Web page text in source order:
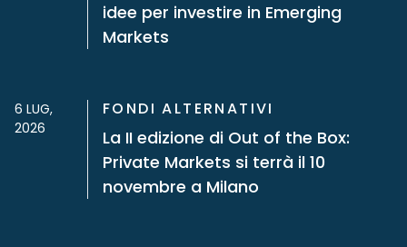
idee per investire in Emerging
Markets
6 LUG,
2026
FONDI ALTERNATIVI
La II edizione di Out of the Box:
Private Markets si terrà il 10
novembre a Milano